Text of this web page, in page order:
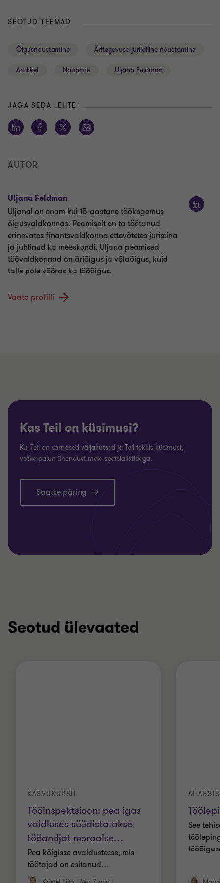
SEOTUD TEEMAD
Õigusnõustamine Äritegevuse juriidiline nõustamine
Artikkel Nõuanne Uljana Feldman
JAGA SEDA LEHTE
AUTOR
Uljana Feldman
Uljanal on enam kui 15-aastane töökogemus
õigusvaldkonnas. Peamiselt on ta töötanud
erinevates finantsvaldkonna ettevõtetes juristina
ja juhtinud ka meeskondi. Uljana peamised
töövaldkonnad on äriõigus ja võlaõigus, kuid
talle pole võõras ka tööõigus.
Vaata profiili
Kas Teil on küsimusi?
Kui Teil on sarnased väljakutsed ja Teil tekkis küsimusi,
võtke palun ühendust meie spetsialistidega.
Saatke päring
Seotud ülevaated
Tööinspektsioon: pea igas
vaidluses süüdistatakse
tööandjat moraalse…
KASVUKURSIL
Pea kõigisse avaldustesse, mis
töötajad on esitanud…
AI
See